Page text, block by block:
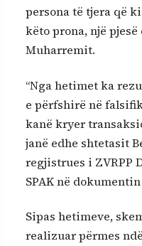
persona të tjera që
këto prona, një
Muharremit.
“Nga hetimet ka
e përfshirë në
kanë kryer
janë edhe shtetasit
regjistrues i ZVRPP
SPAK në
Sipas hetimeve,
realizuar përmes